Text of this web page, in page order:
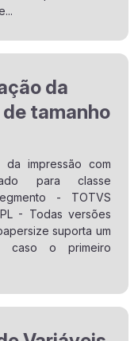
da
tamanho
da impressão com
para classe
- TOTVS
- Todas versões
suporta um
caso o primeiro